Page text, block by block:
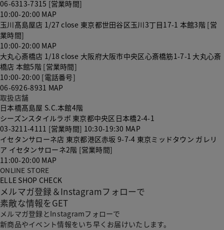
06-6313-7315 [営業時間]
10:00-20:00 MAP
玉川髙島屋店 1/27 close 東京都世田谷区玉川3丁目17-1 本館3階 [営
業時間]
10:00-20:00 MAP
大丸心斎橋店 1/18 close 大阪府大阪市中央区心斎橋筋1-7-1 大丸心斎
橋店 本館5階 [営業時間]
10:00-20:00 [電話番号]
06-6926-8931 MAP
取扱店舗
日本橋髙島屋 S.C.本館4階
シーズンスタイルラボ 東京都中央区日本橋2-4-1
03-3211-4111 [営業時間] 10:30-19:30 MAP
イセタンサローネ店 東京都港区赤坂 9-7-4 東京ミッドタウン ガレリ
ア イセタンサローネ2階 [営業時間]
11:00-20:00 MAP
ONLINE STORE
ELLE SHOP CHECK
メルマガ登録＆Instagramフォローで
素敵な情報をGET
メルマガ登録とInstagramフォローで
新商品やイベント情報をいち早くお届けいたします。